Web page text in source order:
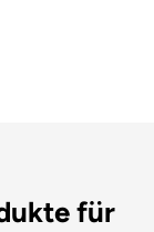
für